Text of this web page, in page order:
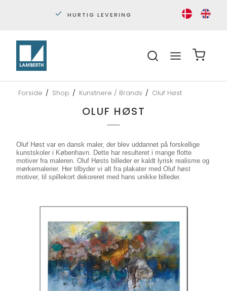
PERSONLIG KUNDESERVICE
Forside / Shop / Kunstnere / Brands / Oluf Høst
OLUF HØST
Oluf Høst var en dansk maler, der blev uddannet på forskellige
kunstskoler i København. Dette har resulteret i mange flotte
motiver fra maleren. Oluf Høsts billeder er kaldt lyrisk realisme og
mørkemalerier. Her tilbyder vi alt fra plakater med Oluf høst
motiver, til spillekort dekoreret med hans unikke billeder.